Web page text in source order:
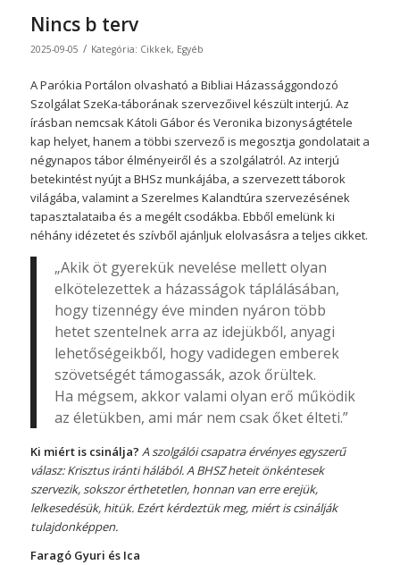
Nincs b terv
2025-09-05 / Kategória: Cikkek, Egyéb
A Parókia Portálon olvasható a Bibliai Házassággondozó
Szolgálat SzeKa-táborának szervezőivel készült interjú. Az
írásban nemcsak Kátoli Gábor és Veronika bizonyságtétele
kap helyet, hanem a többi szervező is megosztja gondolatait a
négynapos tábor élményeiről és a szolgálatról. Az interjú
betekintést nyújt a BHSz munkájába, a szervezett táborok
világába, valamint a Szerelmes Kalandtúra szervezésének
tapasztalataiba és a megélt csodákba. Ebből emelünk ki
néhány idézetet és szívből ajánljuk elolvasásra a teljes cikket.
„Akik öt gyerekük nevelése mellett olyan
elkötelezettek a házasságok táplálásában,
hogy tizennégy éve minden nyáron több
hetet szentelnek arra az idejükből, anyagi
lehetőségeikből, hogy vadidegen emberek
szövetségét támogassák, azok őrültek.
Ha mégsem, akkor valami olyan erő működik
az életükben, ami már nem csak őket élteti.”
Ki miért is csinálja? A szolgálói csapatra érvényes egyszerű
válasz: Krisztus iránti hálából. A BHSZ heteit önkéntesek
szervezik, sokszor érthetetlen, honnan van erre erejük,
lelkesedésük, hitük. Ezért kérdeztük meg, miért is csinálják
tulajdonképpen.
Faragó Gyuri és Ica